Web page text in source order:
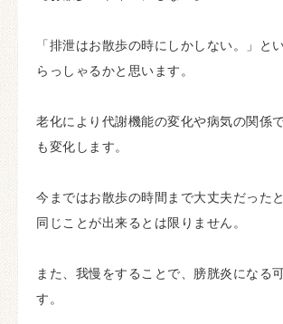
「排泄はお散歩の時にしかしない。」と
らっしゃるかと思います。
老化により代謝機能の変化や病気の関係
も変化します。
今まではお散歩の時間まで大丈夫だった
同じことが出来るとは限りません。
また、我慢をすることで、膀胱炎になる
す。